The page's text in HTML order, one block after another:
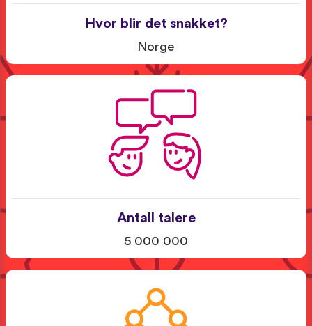
Hvor blir det snakket?
Norge
Antall talere
5 000 000